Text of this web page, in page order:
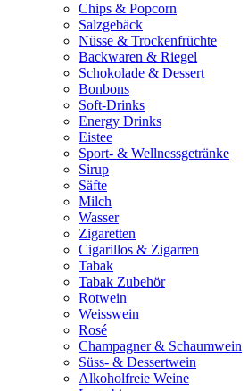
Chips & Popcorn
Salzgebäck
Nüsse & Trockenfrüchte
Backwaren & Riegel
Schokolade & Dessert
Bonbons
Soft-Drinks
Energy Drinks
Eistee
Sport- & Wellnessgetränke
Sirup
Säfte
Milch
Wasser
Zigaretten
Cigarillos & Zigarren
Tabak
Tabak Zubehör
Rotwein
Weisswein
Rosé
Champagner & Schaumwein
Süss- & Dessertwein
Alkoholfreie Weine